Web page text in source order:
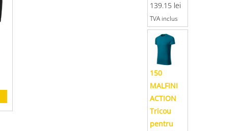
139.15 lei
TVA inclus
150
MALFINI
ACTION
Tricou
pentru